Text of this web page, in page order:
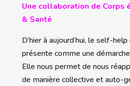
Une collaboration de Corps
& Santé
D’hier à aujourd’hui, le self-
présente comme une démarche
Elle nous permet de nous
de manière collective et auto-